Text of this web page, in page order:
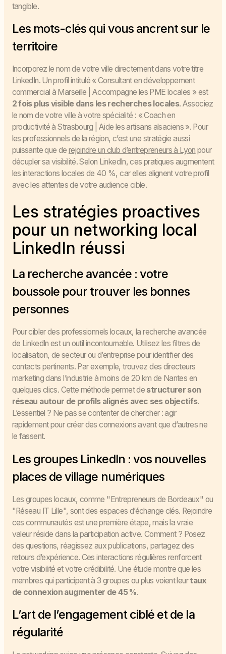
tangible.
Les mots-clés qui vous ancrent sur le
territoire
Incorporez le nom de votre ville directement dans votre titre
LinkedIn. Un profil intitulé « Consultant en développement
commercial à Marseille | Accompagne les PME locales » est
2 fois plus visible dans les recherches locales. Associez
le nom de votre ville à votre spécialité : « Coach en
productivité à Strasbourg | Aide les artisans alsaciens ». Pour
les professionnels de la région, c’est une stratégie aussi
puissante que de rejoindre un club d’entrepreneurs à Lyon pour
décupler sa visibilité. Selon LinkedIn, ces pratiques augmentent
les interactions locales de 40 %, car elles alignent votre profil
avec les attentes de votre audience cible.
Les stratégies proactives
pour un networking local
LinkedIn réussi
La recherche avancée : votre
boussole pour trouver les bonnes
personnes
Pour cibler des professionnels locaux, la recherche avancée
de LinkedIn est un outil incontournable. Utilisez les filtres de
localisation, de secteur ou d’entreprise pour identifier des
contacts pertinents. Par exemple, trouvez des directeurs
marketing dans l’industrie à moins de 20 km de Nantes en
quelques clics. Cette méthode permet de structurer son
réseau autour de profils alignés avec ses objectifs.
L’essentiel ? Ne pas se contenter de chercher : agir
rapidement pour créer des connexions avant que d’autres ne
le fassent.
Les groupes LinkedIn : vos nouvelles
places de village numériques
Les groupes locaux, comme "Entrepreneurs de Bordeaux" ou
"Réseau IT Lille", sont des espaces d’échange clés. Rejoindre
ces communautés est une première étape, mais la vraie
valeur réside dans la participation active. Comment ? Posez
des questions, réagissez aux publications, partagez des
retours d’expérience. Ces interactions régulières renforcent
votre visibilité et votre crédibilité. Une étude montre que les
membres qui participent à 3 groupes ou plus voient leurtaux
de connexion augmenter de 45 %.
L’art de l’engagement ciblé et de la
régularité